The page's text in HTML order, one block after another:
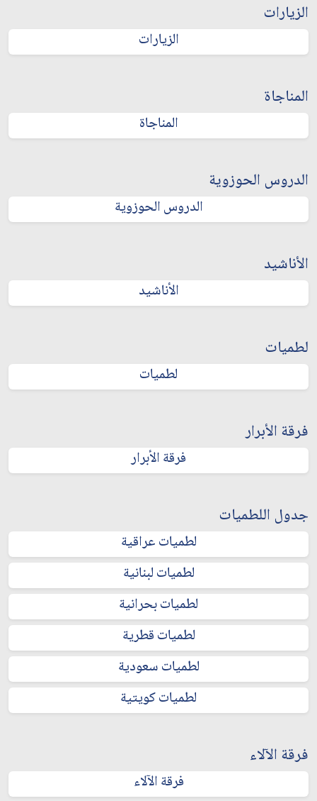
الزيارات
الزيارات
المناجاة
المناجاة
الدروس الحوزوية
الدروس الحوزوية
الأناشيد
الأناشيد
لطميات
لطميات
فرقة الأبرار
فرقة الأبرار
جدول اللطميات
لطميات عراقية
لطميات لبنانية
لطميات بحرانية
لطميات قطرية
لطميات سعودية
لطميات كويتية
فرقة الآلاء
فرقة الآلاء